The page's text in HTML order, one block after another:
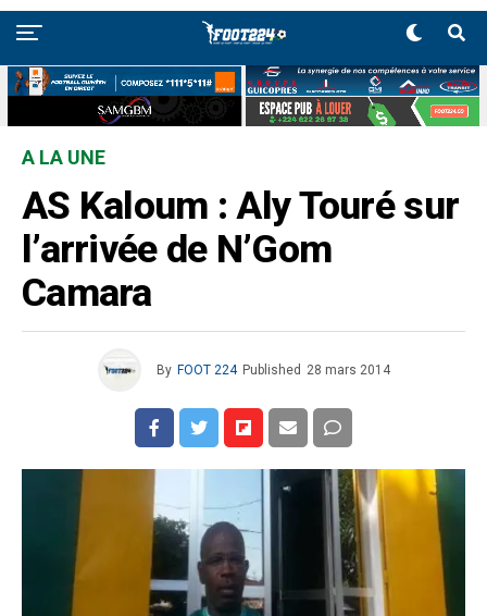
A LA UNE
AS Kaloum : Aly Touré sur
l’arrivée de N’Gom
Camara
By FOOT 224 Published 28 mars 2014